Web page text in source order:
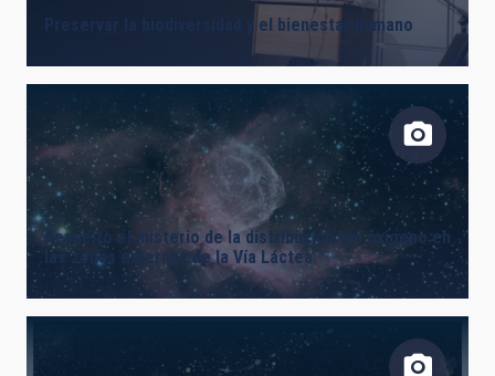
Preservar la biodiversidad y el bienestar humano
Resuelto el misterio de la distribución del oxígeno en
las zonas externas de la Vía Láctea